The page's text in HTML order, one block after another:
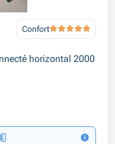
Confort
horizontal 2000